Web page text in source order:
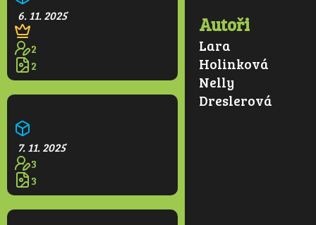
6. 11. 2025
2
2
7. 11. 2025
3
3
Autoři
Lara
Holinková
Nelly
Dreslerová